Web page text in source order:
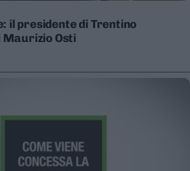
il presidente di Trentino
Osti